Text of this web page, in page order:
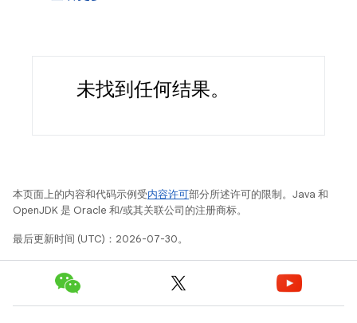
未找到任何结果。
本页面上的内容和代码示例受内容许可部分所述许可的限制。Java 和
OpenJDK 是 Oracle 和/或其关联公司的注册商标。
最后更新时间 (UTC)：2026-07-30。